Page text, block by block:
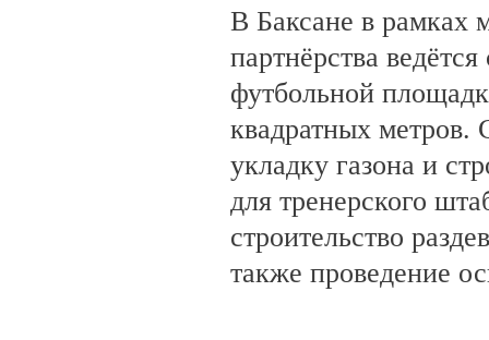
В Баксане в рамках
партнёрства
футбольной
квадратных метров.
укладку газона и
для тренерского
строительство
также проведение